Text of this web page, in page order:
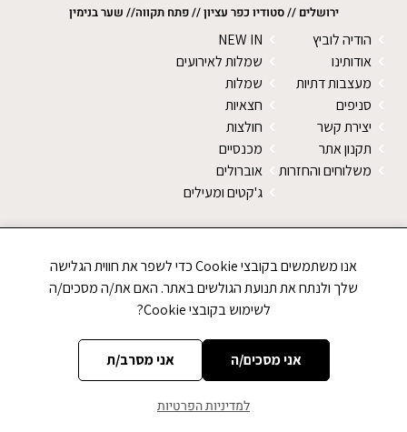
ירושלים // סטודיו כפר עציון // פתח תקווה// שער בנימין
הודיה לוביץ
אודותינו
מעצבות דתיות
סניפים
יצירת קשר
תקנון אתר
משלוחים והחזרות
NEW IN
שמלות לאירועים
שמלות
חצאיות
חולצות
מכנסיים
אוברולים
ג'קטים ומעילים
SALE
טייצים
נעליים
CREATED BY JEWTECH
אנו משתמשים בקובצי Cookie כדי לשפר את חווית הגלישה
שלך ולנתח את תנועת הגולשים באתר. האם את/ה מסכים/ה
לשימוש בקובצי Cookie?
אני מסכים/ה אני מסרב/ת
למדיניות הפרטיות